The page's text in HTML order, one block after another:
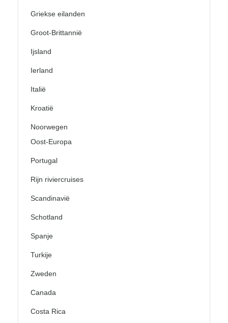
Griekse eilanden
Groot-Brittannië
Ijsland
Ierland
Italië
Kroatië
Noorwegen
Oost-Europa
Portugal
Rijn riviercruises
Scandinavië
Schotland
Spanje
Turkije
Zweden
Canada
Costa Rica